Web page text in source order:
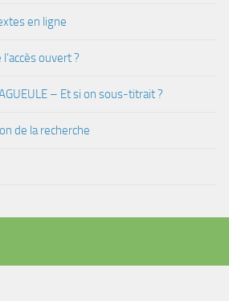
en ligne
ouvert ?
– Et si on sous-titrait ?
de la recherche